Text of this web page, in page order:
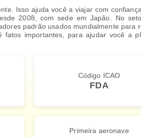
Isso ajuda você a viajar com
2008, com sede em Japão. No
padrão usados mundialmente
importantes, para ajudar você a
Código ICAO
FDA
Primeira aeronave